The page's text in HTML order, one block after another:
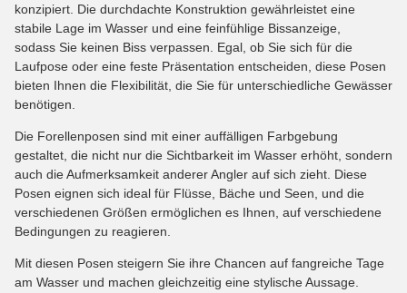
konzipiert. Die durchdachte Konstruktion gewährleistet eine
stabile Lage im Wasser und eine feinfühlige Bissanzeige,
sodass Sie keinen Biss verpassen. Egal, ob Sie sich für die
Laufpose oder eine feste Präsentation entscheiden, diese Posen
bieten Ihnen die Flexibilität, die Sie für unterschiedliche Gewässer
benötigen.
Die Forellenposen sind mit einer auffälligen Farbgebung
gestaltet, die nicht nur die Sichtbarkeit im Wasser erhöht, sondern
auch die Aufmerksamkeit anderer Angler auf sich zieht. Diese
Posen eignen sich ideal für Flüsse, Bäche und Seen, und die
verschiedenen Größen ermöglichen es Ihnen, auf verschiedene
Bedingungen zu reagieren.
Mit diesen Posen steigern Sie ihre Chancen auf fangreiche Tage
am Wasser und machen gleichzeitig eine stylische Aussage.